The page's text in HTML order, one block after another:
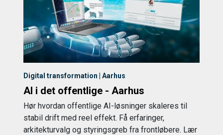
Digital transformation | Aarhus
AI i det offentlige - Aarhus
Hør hvordan offentlige AI-løsninger skaleres til
stabil drift med reel effekt. Få erfaringer,
arkitekturvalg og styringsgreb fra frontløbere. Lær